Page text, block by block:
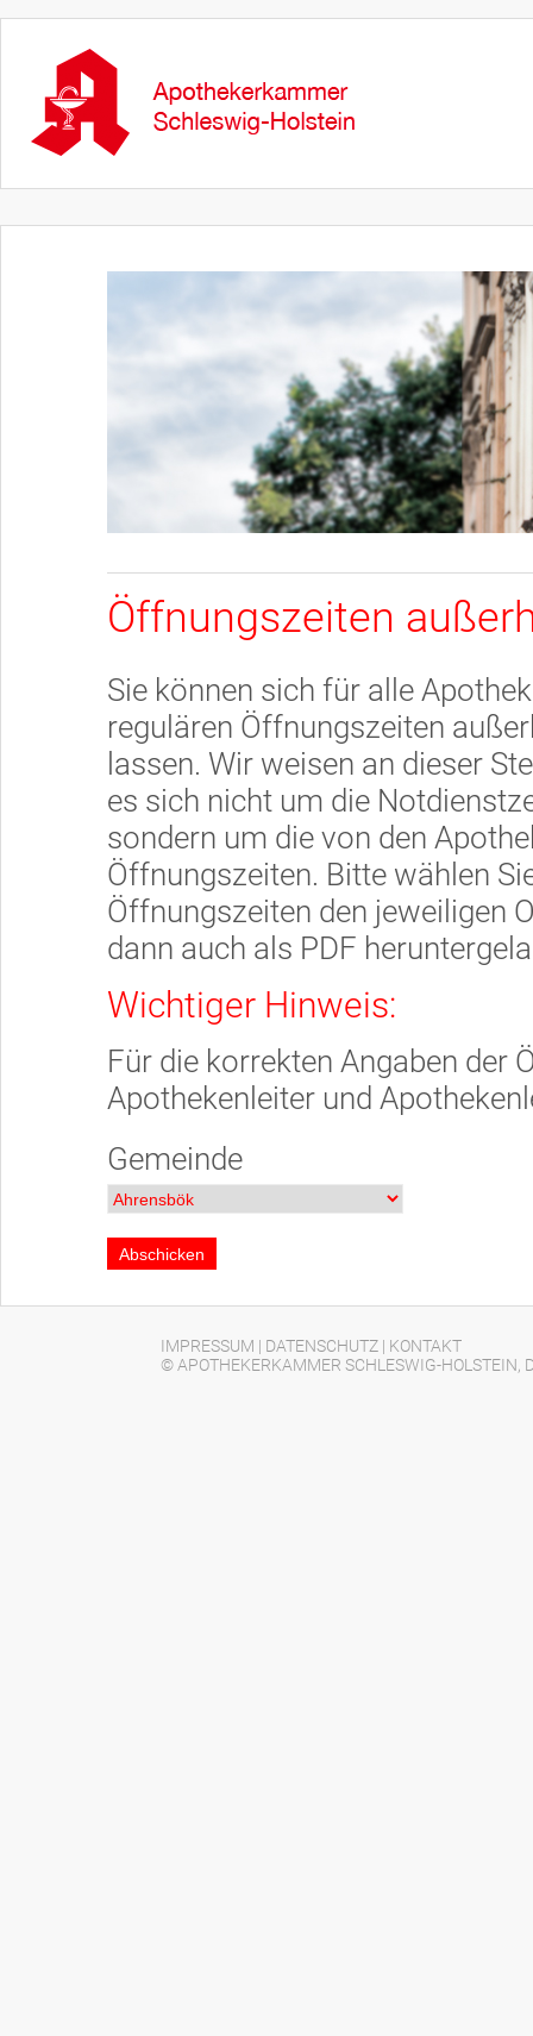
Öffnungszeiten
Sie können sich für alle
regulären Öffnungszeiten
lassen. Wir weisen an dieser
es sich nicht um die
sondern um die von den
Öffnungszeiten. Bitte wählen
Öffnungszeiten den jeweiligen
dann auch als PDF
Wichtiger Hinweis:
Für die korrekten Angaben der
Apothekenleiter und
Gemeinde
IMPRESSUM | DATENSCHUTZ | KONTAKT
© APOTHEKERKAMMER SCHLESWIG-HOLSTEIN,